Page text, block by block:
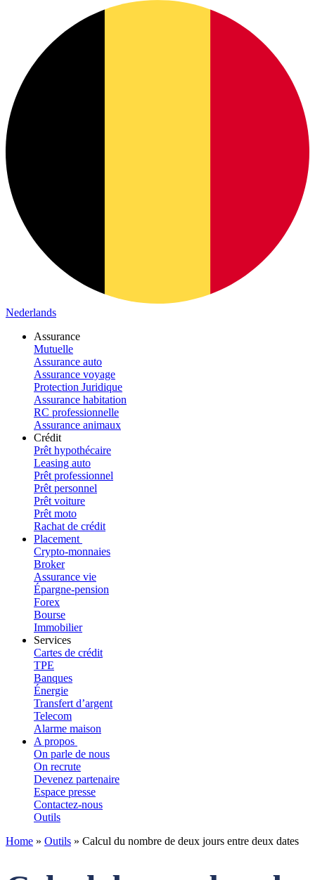
Nederlands
Assurance
Mutuelle
Assurance auto
Assurance voyage
Protection Juridique
Assurance habitation
RC professionnelle
Assurance animaux
Crédit
Prêt hypothécaire
Leasing auto
Prêt professionnel
Prêt personnel
Prêt voiture
Prêt moto
Rachat de crédit
Placement
Crypto-monnaies
Broker
Assurance vie
Épargne-pension
Forex
Bourse
Immobilier
Services
Cartes de crédit
TPE
Banques
Énergie
Transfert d’argent
Telecom
Alarme maison
A propos
On parle de nous
On recrute
Devenez partenaire
Espace presse
Contactez-nous
Outils
Home » Outils » Calcul du nombre de deux jours entre deux dates